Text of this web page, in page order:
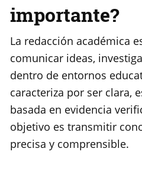
importante?
La redacción académica
comunicar ideas,
dentro de entornos
caracteriza por ser clara,
basada en evidencia
objetivo es transmitir
precisa y comprensible.